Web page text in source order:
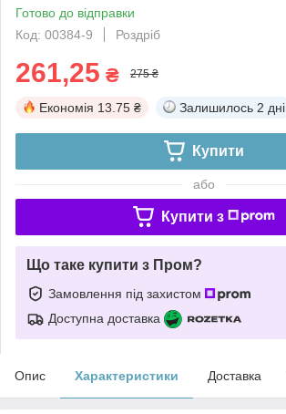
Готово до відправки
Код: 00384-9
Роздріб
261,25 ₴ 275 ₴
Економія 13.75 ₴ Залишилось 2 дні
Купити
або
Купити з
Що таке купити з Пром?
Замовлення під захистом
Доступна доставка
Опис Характеристики Доставка